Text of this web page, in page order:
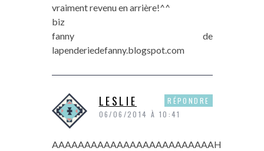
vraiment revenu en arrière!^^
biz
fanny de
lapenderiedefanny.blogspot.com
LESLIE
06/06/2014 À 10:41
AAAAAAAAAAAAAAAAAAAAAAAAAH
RÉPONDRE